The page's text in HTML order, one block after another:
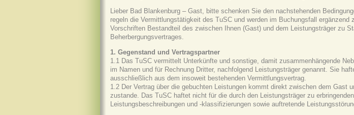
Lieber Bad Blankenburg – Gast, bitte schenken Sie den nachstehenden
regeln die Vermittlungstätigkeit des TuSC und werden im Buchungsfall ergänzend
Vorschriften Bestandteil des zwischen Ihnen (Gast) und dem Leistungsträger zu
Beherbergungsvertrages.
1. Gegenstand und Vertragspartner
1.1 Das TuSC vermittelt Unterkünfte und sonstige, damit zusammenhängende
im Namen und für Rechnung Dritter, nachfolgend Leistungsträger genannt. Sie
ausschließlich aus dem insoweit bestehenden Vermittlungsvertrag.
1.2 Der Vertrag über die gebuchten Leistungen kommt direkt zwischen dem Gast
zustande. Das TuSC haftet nicht für die durch den Leistungsträger zu
Leistungsbeschreibungen und -klassifizierungen sowie auftretende